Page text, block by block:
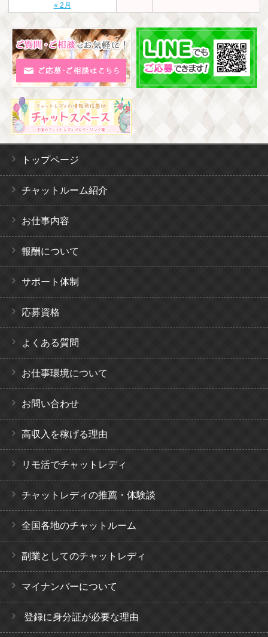
« 2月
トップページ
チャットルーム紹介
お仕事内容
報酬について
サポート体制
応募資格
よくある質問
お仕事環境について
お問い合わせ
高収入を稼げる理由
リモ活でチャットレディ
チャットレディの推薦・体験談
全国各地のチャットルーム
副業としてのチャットレディ
マイナンバーについて
登録に身分証が必要な理由